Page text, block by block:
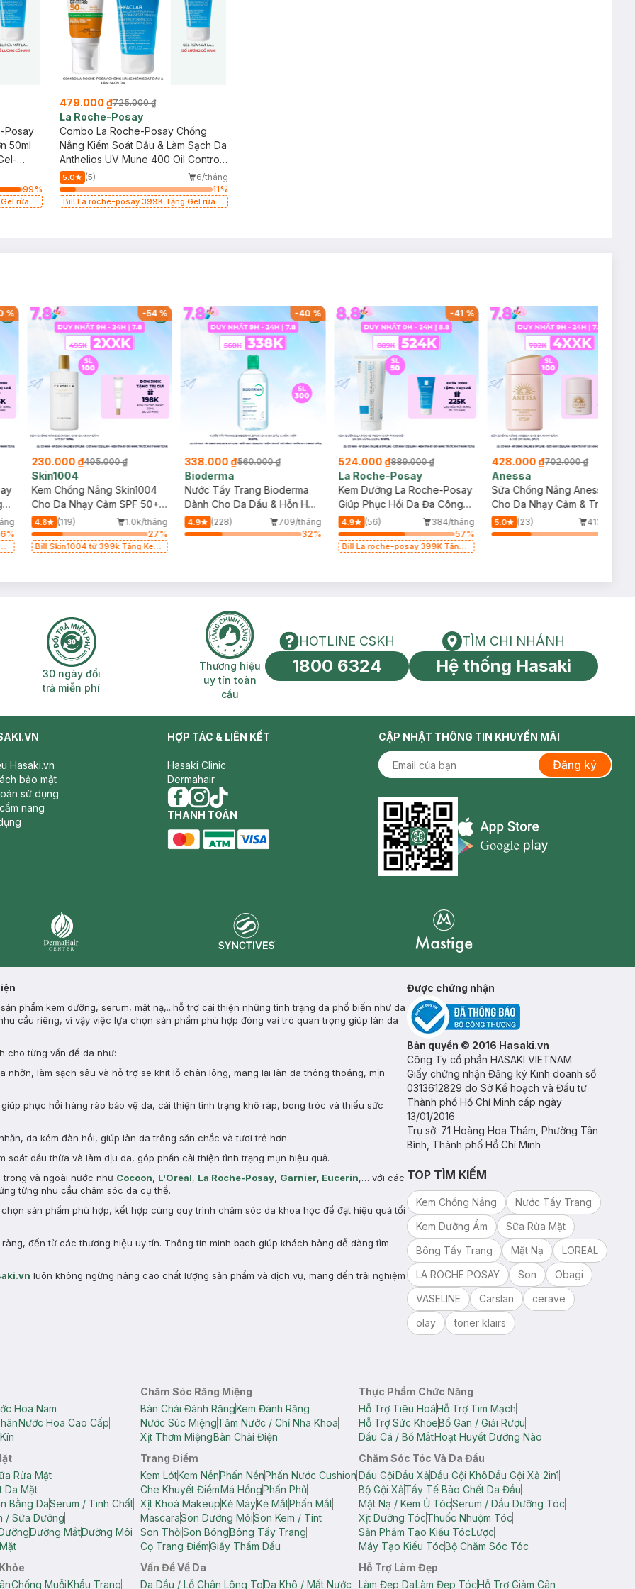
Posay
50ml
99%
rửa
479.000 ₫725.000 ₫
La Roche-Posay
Combo La Roche-Posay Chống
Nắng Kiểm Soát Dầu & Làm Sạch Da
Anthelios UV Mune 400 Oil Control
Gel-Cream 50ml & Effaclar Purifying
Foaming Gel 50ml
5.0 (5)
6/tháng
11%
Bill La roche-posay 399K Tặng Gel rửa
%
%
-54%
230.000 ₫495.000 ₫
Skin1004
Kem Chống Nắng Skin1004
Cho Da Nhạy Cảm SPF 50+
50ml
4.8 (119)
1.0k/tháng
27%
Bill Skin1004 từ 399k Tặng Kem
-40 %
338.000 ₫560.000 ₫
Bioderma
Nước Tẩy Trang Bioderma
Dành Cho Da Dầu & Hỗn Hợp
500ml
4.9 (228)
709/tháng
32%
-41 %
524.000 ₫889.000 ₫
La Roche-Posay
Kem Dưỡng La Roche-Posay
Giúp Phục Hồi Da Đa Công
Dụng 100ml
4.9 (56)
384/tháng
57%
Bill La roche-posay 399K Tặng
428.000 ₫702.000 ₫
Anessa
Sữa Chống Nắng Anessa
Cho Da Nhạy Cảm & Trẻ Em
60ml (Mới)
5.0 (23)
413/tháng
2H 30 ngày đổi trả miễn phí
30 ngày đổi
trả miễn phí
Thương hiệu uy tín toàn cầu
Thương hiệu
uy tín toàn
cầu
HOTLINE CSKH
HOTLINE CSKH
1800 6324
Tìm chi nhánh
TÌM CHI NHÁNH
Hệ thống Hasaki
Hasaki.vn
bảo mật
sử dụng
nang
HỢP TÁC & LIÊN KẾT
Hasaki Clinic
Dermahair
facebook
instagram
tiktok
THANH TOÁN
CẬP NHẬT THÔNG TIN KHUYẾN MÃI
Đăng ký
Appstore icon
phẩm kem dưỡng, serum, mặt nạ,...hỗ trợ cải thiện những tình trạng da phổ biến như da
cầu riêng, vì vậy việc lựa chọn sản phẩm phù hợp đóng vai trò quan trọng giúp làn da
cho từng vấn đề da như:
nhờn, làm sạch sâu và hỗ trợ se khít lỗ chân lông, mang lại làn da thông thoáng, mịn
phục hồi hàng rào bảo vệ da, cải thiện tình trạng khô ráp, bong tróc và thiếu sức
da kém đàn hồi, giúp làn da trông săn chắc và tươi trẻ hơn.
soát dầu thừa và làm dịu da, góp phần cải thiện tình trạng mụn hiệu quả.
và ngoài nước như Cocoon, L'Oréal, La Roche-Posay, Garnier, Eucerin,… với các
từng nhu cầu chăm sóc da cụ thể.
sản phẩm phù hợp, kết hợp cùng quy trình chăm sóc da khoa học để đạt hiệu quả tối
đến từ các thương hiệu uy tín. Thông tin minh bạch giúp khách hàng dễ dàng tìm
luôn không ngừng nâng cao chất lượng sản phẩm và dịch vụ, mang đến trải nghiệm
Được chứng nhận
Bản quyền © 2016 Hasaki.vn
Công Ty cổ phần HASAKI VIETNAM
Giấy chứng nhận Đăng ký Kinh doanh số
0313612829 do Sở Kế hoạch và Đầu tư
Thành phố Hồ Chí Minh cấp ngày
13/01/2016
Trụ sở: 71 Hoàng Hoa Thám, Phường Tân
Bình, Thành phố Hồ Chí Minh
TOP TÌM KIẾM
Kem Chống Nắng
Nước Tẩy Trang
Kem Dưỡng Ẩm
Sữa Rửa Mặt
Bông Tẩy Trang
Mặt Nạ
LOREAL
LA ROCHE POSAY
Son
Obagi
VASELINE
Carslan
cerave
olay
toner klairs
Hoa Nam
Nước Hoa Cao Cấp
Chăm Sóc Răng Miệng
Bàn Chải Đánh RăngKem Đánh Răng
Nước Súc MiệngTăm Nước / Chỉ Nha Khoa
Xịt Thơm MiệngBàn Chải Điện
Thực Phẩm Chức Năng
Hỗ Trợ Tiêu HoáHỗ Trợ Tim Mạch
Hỗ Trợ Sức KhỏeBổ Gan / Giải Rượu
Dầu Cá / Bổ MắtHoạt Huyết Dưỡng Não
Rửa Mặt
Da Mặt
Bằng DaSerum / Tinh Chất
/ Sữa Dưỡng
Dưỡng MắtDưỡng Môi
Trang Điểm
Kem LótKem NềnPhấn NềnPhấn Nước Cushion
Che Khuyết ĐiểmMá HồngPhấn Phủ
Xịt Khoá MakeupKẻ MàyKẻ MắtPhấn Mắt
MascaraSon Dưỡng MôiSon Kem / Tint
Son ThỏiSon BóngBông Tẩy Trang
Cọ Trang ĐiểmGiấy Thấm Dầu
Chăm Sóc Tóc Và Da Đầu
Dầu GộiDầu XảDầu Gội KhôDầu Gội Xả 2in1
Bộ Gội XảTẩy Tế Bào Chết Da Đầu
Mặt Nạ / Kem Ủ TócSerum / Dầu Dưỡng Tóc
Xịt Dưỡng TócThuốc Nhuộm Tóc
Sản Phẩm Tạo Kiểu TócLược
Máy Tạo Kiểu TócBộ Chăm Sóc Tóc
Chống MuỗiKhẩu Trang
Vấn Đề Về Da
Da Dầu / Lỗ Chân Lông ToDa Khô / Mất Nước
Hỗ Trợ Làm Đẹp
Làm Đẹp DaLàm Đẹp TócHỗ Trợ Giảm Cân